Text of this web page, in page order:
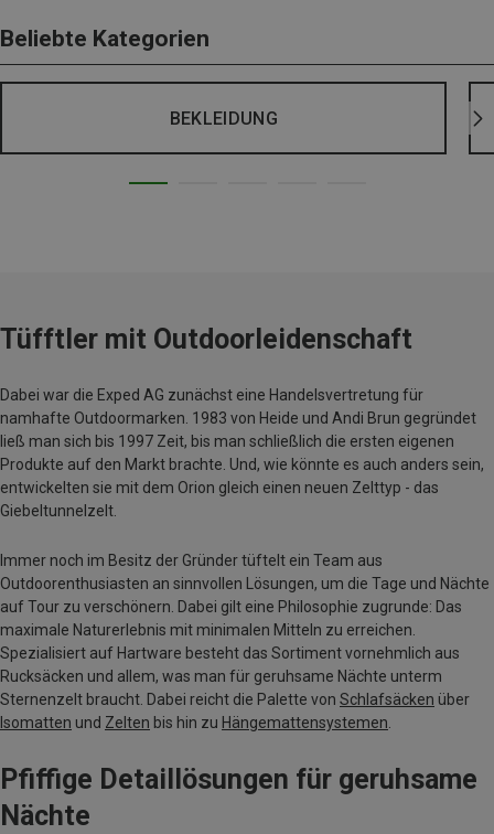
Beliebte Kategorien
BEKLEIDUNG
Tüfftler mit Outdoorleidenschaft
Dabei war die Exped AG zunächst eine Handelsvertretung für
namhafte Outdoormarken. 1983 von Heide und Andi Brun gegründet
ließ man sich bis 1997 Zeit, bis man schließlich die ersten eigenen
Produkte auf den Markt brachte. Und, wie könnte es auch anders sein,
entwickelten sie mit dem Orion gleich einen neuen Zelttyp - das
Giebeltunnelzelt.
Immer noch im Besitz der Gründer tüftelt ein Team aus
Outdoorenthusiasten an sinnvollen Lösungen, um die Tage und Nächte
auf Tour zu verschönern. Dabei gilt eine Philosophie zugrunde: Das
maximale Naturerlebnis mit minimalen Mitteln zu erreichen.
Spezialisiert auf Hartware besteht das Sortiment vornehmlich aus
Rucksäcken und allem, was man für geruhsame Nächte unterm
Sternenzelt braucht. Dabei reicht die Palette von Schlafsäcken über
Isomatten und Zelten bis hin zu Hängemattensystemen.
Pfiffige Detaillösungen für geruhsame
Nächte